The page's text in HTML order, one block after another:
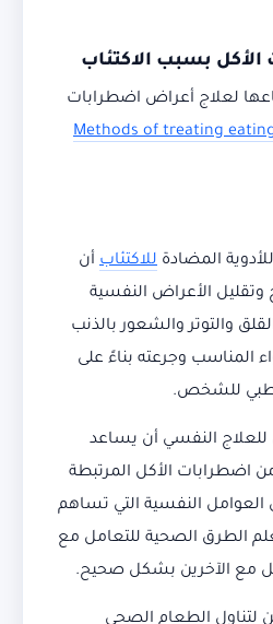
بسبب الاكتئاب
لعلاج أعراض اضطرابات
Methods of treating
المضادة للاكتئاب أن
الأعراض النفسية
والتوتر والشعور بالذنب
المناسب وجرعته بناءً على
الطبي للشخص.
للعلاج النفسي أن يساعد
اضطرابات الأكل المرتبطة
العوامل النفسية التي تساهم
الطرق الصحية للتعامل مع
مع الآخرين بشكل صحيح.
لتناول الطعام الصحي